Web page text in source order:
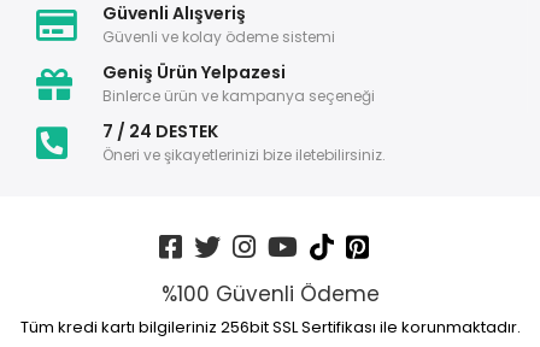
Güvenli Alışveriş
Güvenli ve kolay ödeme sistemi
Geniş Ürün Yelpazesi
Binlerce ürün ve kampanya seçeneği
7 / 24 DESTEK
Öneri ve şikayetlerinizi bize iletebilirsiniz.
%100 Güvenli Ödeme
Tüm kredi kartı bilgileriniz 256bit SSL Sertifikası ile korunmaktadır.